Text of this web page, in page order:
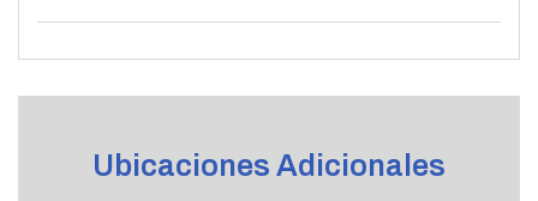
Ubicaciones Adicionales